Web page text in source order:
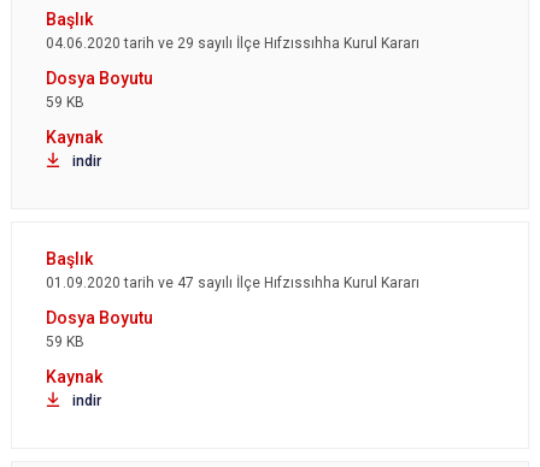
04.06.2020 tarih ve 29 sayılı İlçe Hıfzıssıhha Kurul Kararı
59 KB
indir
01.09.2020 tarih ve 47 sayılı İlçe Hıfzıssıhha Kurul Kararı
59 KB
indir